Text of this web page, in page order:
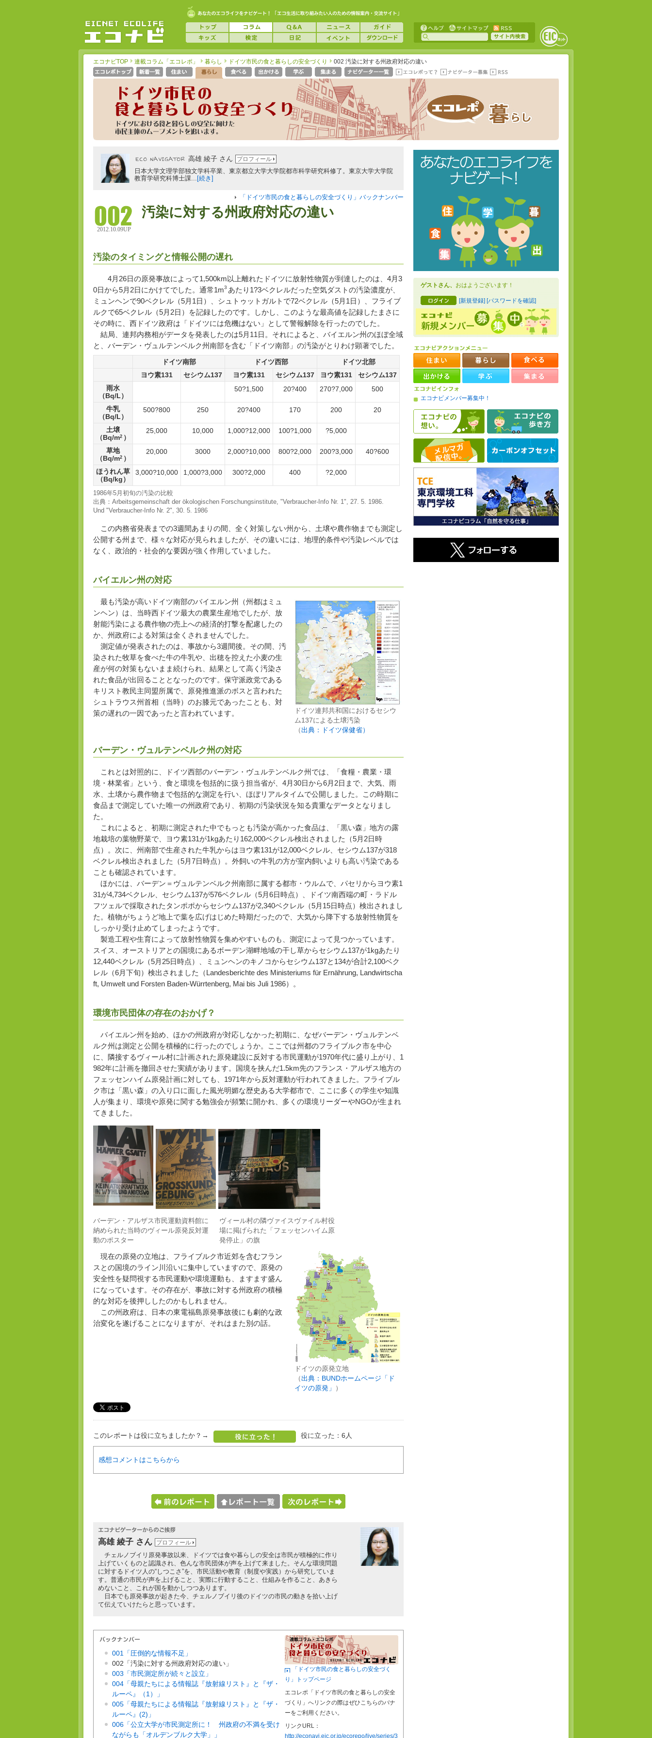
エコナビTOP 連載コラム「エコレポ」 暮らし ドイツ市民の食と暮らしの安全づくり 002 汚染に対する州政府対応の違い
高雄 綾子 さん
プロフィール
日本大学文理学部独文学科卒業、東京都立大学大学院都市科学研究科修了。東京大学大学院
教育学研究科博士課... [続き]
「ドイツ市民の食と暮らしの安全づくり」バックナンバー
2012.10.09UP
汚染に対する州政府対応の違い
汚染のタイミングと情報公開の遅れ
4月26日の原発事故によって1,500km以上離れたドイツに放射性物質が到達したのは、4月3
0日から5月2日にかけてでした。通常1m3 あたり1?3ベクレルだった空気ダストの汚染濃度が、
ミュンヘンで90ベクレル（5月1日）、シュトゥットガルトで72ベクレル（5月1日）、フライブ
ルクで65ベクレル（5月2日）を記録したのです。しかし、このような最高値を記録したまさに
その時に、西ドイツ政府は「ドイツには危機はない」として警報解除を行ったのでした。
結局、連邦内務相がデータを発表したのは5月11日。それによると、バイエルン州のほぼ全域
と、バーデン・ヴュルテンベルク州南部を含む「ドイツ南部」の汚染がとりわけ顕著でした。
ドイツ南部 ドイツ西部
ドイツ北部
ヨウ素131
セシウム137 ヨウ素131 セシウム137 ヨウ素131
セシウム137
雨水
（Bq/L）
50?1,500 20?400 270?7,000 500
牛乳
（Bq/L）
500?800 250 20?400 170 200 20
土壌
（Bq/m2 ）
25,000 10,000 1,000?12,000 100?1,000 ?5,000
草地
（Bq/m2 ）
20,000 3000 2,000?10,000 800?2,000 200?3,000 40?600
ほうれん草
（Bq/kg）
3,000?10,000 1,000?3,000 300?2,000 400 ?2,000
1986年5月初旬の汚染の比較
出典：Arbeitsgemeinschaft der ökologischen Forschungsinstitute, "Verbraucher-Info Nr. 1", 27. 5. 1986.
Und "Verbraucher-Info Nr. 2", 30. 5. 1986
この内務省発表までの3週間あまりの間、全く対策しない州から、土壌や農作物までも測定し
公開する州まで、様々な対応が見られましたが、その違いには、地理的条件や汚染レベルでは
なく、政治的・社会的な要因が強く作用していました。
バイエルン州の対応
ドイツ連邦共和国におけるセシウ
ム137による土壌汚染
（出典：ドイツ保健省）
最も汚染が高いドイツ南部のバイエルン州（州都はミュ
ンヘン）は、当時西ドイツ最大の農業生産地でしたが、放
射能汚染による農作物の売上への経済的打撃を配慮したの
か、州政府による対策は全くされませんでした。
測定値が発表されたのは、事故から3週間後。その間、汚
染された牧草を食べた牛の牛乳や、出穂を控えた小麦の生
産が何の対策もないまま続けられ、結果として高く汚染さ
れた食品が出回ることとなったのです。保守派政党である
キリスト教民主同盟所属で、原発推進派のボスと言われた
シュトラウス州首相（当時）のお膝元であったことも、対
策の遅れの一因であったと言われています。
バーデン・ヴュルテンベルク州の対応
これとは対照的に、ドイツ西部のバーデン・ヴュルテンベルク州では、「食糧・農業・環
境・林業省」という、食と環境を包括的に扱う担当省が、4月30日から6月2日まで、大気、雨
水、土壌から農作物まで包括的な測定を行い、ほぼリアルタイムで公開しました。この時期に
食品まで測定していた唯一の州政府であり、初期の汚染状況を知る貴重なデータとなりまし
た。
これによると、初期に測定された中でもっとも汚染が高かった食品は、「黒い森」地方の露
地栽培の葉物野菜で、ヨウ素131が1kgあたり162,000ベクレル検出されました（5月2日時
点）。次に、州南部で生産された牛乳からはヨウ素131が12,000ベクレル、セシウム137が318
ベクレル検出されました（5月7日時点）。外飼いの牛乳の方が室内飼いよりも高い汚染である
ことも確認されています。
ほかには、バーデン＝ヴュルテンベルク州南部に属する都市・ウルムで、パセリからヨウ素1
31が4,734ベクレル、セシウム137が576ベクレル（5月6日時点）、ドイツ南西端の町・ラドル
フツェルで採取されたタンポポからセシウム137が2,340ベクレル（5月15日時点）検出されまし
た。植物がちょうど地上で葉を広げはじめた時期だったので、大気から降下する放射性物質を
しっかり受け止めてしまったようです。
製造工程や生育によって放射性物質を集めやすいものも、測定によって見つかっています。
スイス、オーストリアとの国境にあるボーデン湖畔地域の干し草からセシウム137が1kgあたり
12,440ベクレル（5月25日時点）、ミュンヘンのキノコからセシウム137と134が合計2,100ベク
レル（6月下旬）検出されました（Landesberichte des Ministeriums für Ernährung, Landwirtscha
ft, Umwelt und Forsten Baden-Würrtenberg, Mai bis Juli 1986）。
環境市民団体の存在のおかげ？
バイエルン州を始め、ほかの州政府が対応しなかった初期に、なぜバーデン・ヴュルテンベ
ルク州は測定と公開を積極的に行ったのでしょうか。ここでは州都のフライブルク市を中心
に、隣接するヴィール村に計画された原発建設に反対する市民運動が1970年代に盛り上がり、1
982年に計画を撤回させた実績があります。国境を挟んだ1.5km先のフランス・アルザス地方の
フェッセンハイム原発計画に対しても、1971年から反対運動が行われてきました。フライブル
ク市は「黒い森」の入り口に面した風光明媚な歴史ある大学都市で、ここに多くの学生や知識
人が集まり、環境や原発に関する勉強会が頻繁に開かれ、多くの環境リーダーやNGOが生まれ
てきました。
バーデン・アルザス市民運動資料館に
納められた当時のヴィール原発反対運
動のポスター
ヴィール村の隣ヴァイスヴァイル村役
場に掲げられた「フェッセンハイム原
発停止」の旗
ドイツの原発立地
（出典：BUNDホームページ「ド
イツの原発」
）
現在の原発の立地は、フライブルク市近郊を含むフラン
スとの国境のライン川沿いに集中していますので、原発の
安全性を疑問視する市民運動や環境運動も、ますます盛ん
になっています。その存在が、事故に対する州政府の積極
的な対応を後押ししたのかもしれません。
この州政府は、日本の東電福島原発事故後にも劇的な政
治変化を遂げることになりますが、それはまた別の話。
このレポートは役に立ちましたか？→ 役に立った： 6 人
感想コメントはこちらから
高雄 綾子 さん プロフィール
チェルノブイリ原発事故以来、ドイツでは食や暮らしの安全は市民が積極的に作り
上げていくものと認識され、色んな市民団体が声を上げて来ました。そんな環境問題
に対するドイツ人の“しつこさ”を、市民活動や教育（制度や実践）から研究していま
す。普通の市民が声を上げること、実際に行動すること、仕組みを作ること、あきら
めないこと、これが国を動かしつつあります。
日本でも原発事故が起きた今、チェルノブイリ後のドイツの市民の動きを拾い上げ
て伝えていけたらと思っています。
「ドイツ市民の食と暮らしの安全づく
り」トップページ
エコレポ「ドイツ市民の食と暮らしの安全
づくり」へリンクの際はぜひこちらのバナ
ーをご利用ください。
リンクURL：
http://econavi.eic.or.jp/ecorepo/live/series/3
001「圧倒的な情報不足」
002「汚染に対する州政府対応の違い」
003「市民測定所が続々と設立」
004「母親たちによる情報誌『放射線リスト』と『ザ・
ルーペ』（1）」
005「母親たちによる情報誌『放射線リスト』と『ザ・
ルーペ』(2)」
006「公立大学が市民測定所に！ 州政府の不満を受け
ながらも「オルデンブルク大学」」
ゲストさん、おはようございます！
[新規登録] [パスワードを確認]
エコナビメンバー募集中！